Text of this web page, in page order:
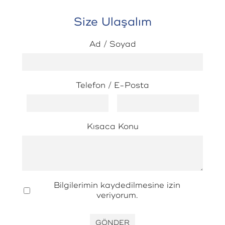
yapabilirsiniz.
ürün seçimi için hizmet vermiştir.
Size Ulaşalım
Ad / Soyad
Telefon / E-Posta
Kısaca Konu
Bilgilerimin kaydedilmesine izin
veriyorum.